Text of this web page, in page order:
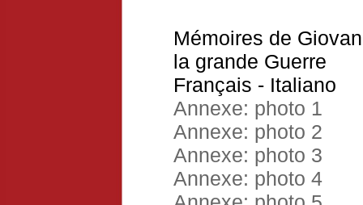
Mémoires de
la grande Guerre
Français - Italiano
Annexe: photo 1
Annexe: photo 2
Annexe: photo 3
Annexe: photo 4